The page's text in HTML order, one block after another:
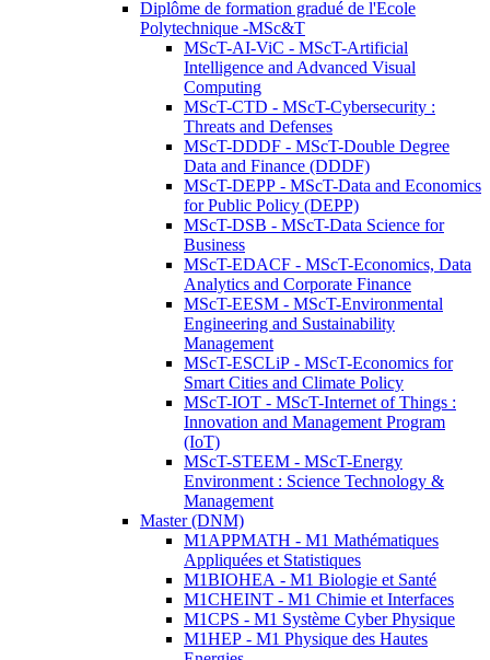
Diplôme de formation gradué de l'Ecole
Polytechnique -MSc&T
MScT-AI-ViC - MScT-Artificial
Intelligence and Advanced Visual
Computing
MScT-CTD - MScT-Cybersecurity :
Threats and Defenses
MScT-DDDF - MScT-Double Degree
Data and Finance (DDDF)
MScT-DEPP - MScT-Data and Economics
for Public Policy (DEPP)
MScT-DSB - MScT-Data Science for
Business
MScT-EDACF - MScT-Economics, Data
Analytics and Corporate Finance
MScT-EESM - MScT-Environmental
Engineering and Sustainability
Management
MScT-ESCLiP - MScT-Economics for
Smart Cities and Climate Policy
MScT-IOT - MScT-Internet of Things :
Innovation and Management Program
(IoT)
MScT-STEEM - MScT-Energy
Environment : Science Technology &
Management
Master (DNM)
M1APPMATH - M1 Mathématiques
Appliquées et Statistiques
M1BIOHEA - M1 Biologie et Santé
M1CHEINT - M1 Chimie et Interfaces
M1CPS - M1 Système Cyber Physique
M1HEP - M1 Physique des Hautes